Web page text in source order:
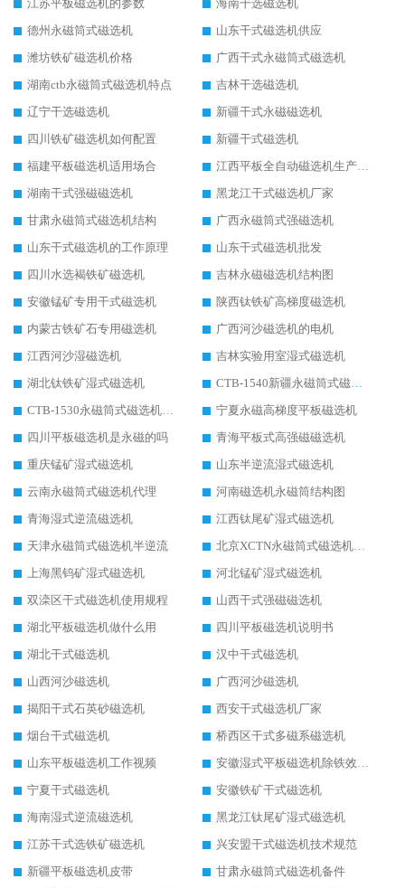
江苏平板磁选机的参数
海南干选磁选机
德州永磁筒式磁选机
山东干式磁选机供应
潍坊铁矿磁选机价格
广西干式永磁筒式磁选机
湖南ctb永磁筒式磁选机特点
吉林干选磁选机
辽宁干选磁选机
新疆干式永磁磁选机
四川铁矿磁选机如何配置
新疆干式磁选机
福建平板磁选机适用场合
江西平板全自动磁选机生产厂家
湖南干式强磁磁选机
黑龙江干式磁选机厂家
甘肃永磁筒式磁选机结构
广西永磁筒式强磁选机
山东干式磁选机的工作原理
山东干式磁选机批发
四川水选褐铁矿磁选机
吉林永磁磁选机结构图
安徽锰矿专用干式磁选机
陕西钛铁矿高梯度磁选机
内蒙古铁矿石专用磁选机
广西河沙磁选机的电机
江西河沙湿磁选机
吉林实验用室湿式磁选机
湖北钛铁矿湿式磁选机
CTB-1540新疆永磁筒式磁选机
CTB-1530永磁筒式磁选机代理商
宁夏永磁高梯度平板磁选机
四川平板磁选机是永磁的吗
青海平板式高强磁磁选机
重庆锰矿湿式磁选机
山东半逆流湿式磁选机
云南永磁筒式磁选机代理
河南磁选机永磁筒结构图
青海湿式逆流磁选机
江西钛尾矿湿式磁选机
天津永磁筒式磁选机半逆流
北京XCTN永磁筒式磁选机磁块位置
上海黑钨矿湿式磁选机
河北锰矿湿式磁选机
双滦区干式磁选机使用规程
山西干式强磁磁选机
湖北平板磁选机做什么用
四川平板磁选机说明书
湖北干式磁选机
汉中干式磁选机
山西河沙磁选机
广西河沙磁选机
揭阳干式石英砂磁选机
西安干式磁选机厂家
烟台干式磁选机
桥西区干式多磁系磁选机
山东平板磁选机工作视频
安徽湿式平板磁选机除铁效果怎么样
宁夏干式磁选机
安徽铁矿干式磁选机
海南湿式逆流磁选机
黑龙江钛尾矿湿式磁选机
江苏干式选铁矿磁选机
兴安盟干式磁选机技术规范
新疆平板磁选机皮带
甘肃永磁筒式磁选机备件